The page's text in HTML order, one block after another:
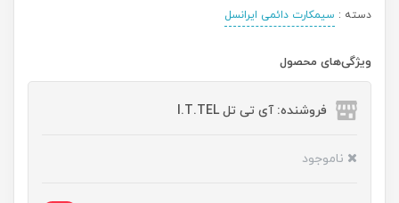
دسته : سیمکارت دائمی ایرانسل
ویژگی‌های محصول
فروشنده: آی تی تل I.T.TEL
ناموجود